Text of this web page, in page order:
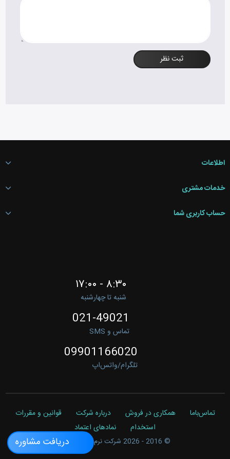
ثبت نظر
اطلاعات
خدمات مشتری
حساب کاربری شما
۸:۳۰ - ۱۷:۰۰
شنبه تا چهارشنبه
021-49021
تماس و SMS
09901166020
تلگرام/واتس‌اپ
تماس‌باما همکاری در فروش درباره شرکت
قوانین و مقررات
استخدام
نمادهای اعتماد
© 2016 - 2026 شرکت نرم‌افزاری آرسینادریافت مشاوره